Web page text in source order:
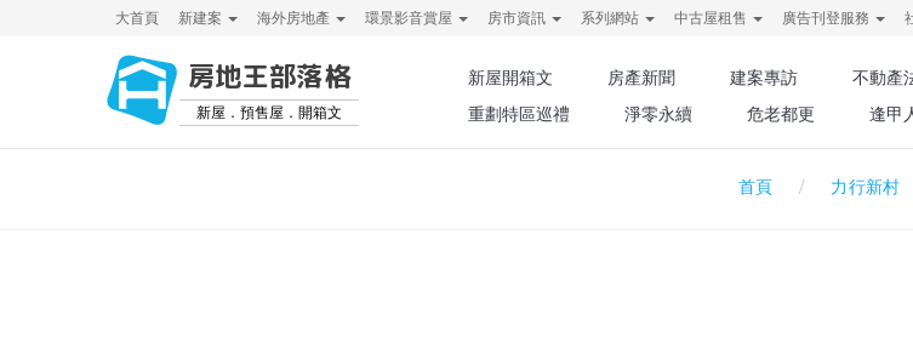
大首頁 新建案 海外房地產 環景影音賞屋 房市資訊 系列網站 中古屋租售 廣告刊登服務
房地王部落格
新屋．預售屋．開箱文
新屋開箱文 房產新聞 建案專訪 不動產
重劃特區巡禮
淨零永續 危老都更 逢甲
首頁 力行新村